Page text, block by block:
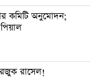
কমিটি অনুমোদন;
রাসেল!